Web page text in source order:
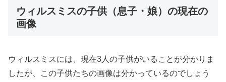
ウィルスミスの子供（息子・娘）の現在の
画像
ウィルスミスには、現在3人の子供がいることが分かりま
したが、この子供たちの画像は分かっているのでしょう